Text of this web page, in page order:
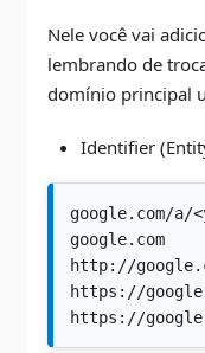
Nele você vai
lembrando de
domínio principal
Identifier
google.com/a/
google.com
http://
https://
https://